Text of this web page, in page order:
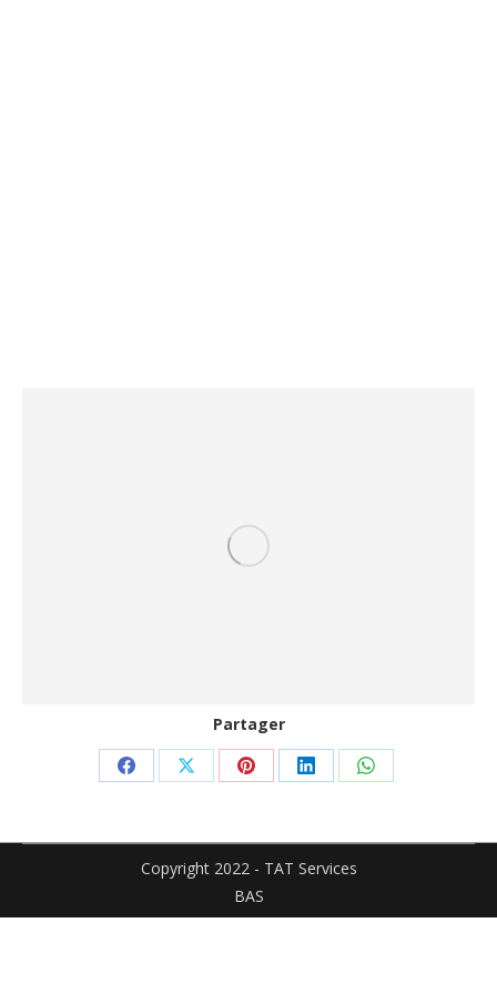
Partager
Partager
Facebook
Partager
X
Partager
Pinterest
Partager
LinkedIn
Partager
WhatsApp
Copyright 2022 - TAT Services
BAS